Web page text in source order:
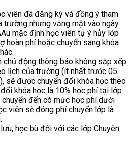
viên đã đăng ký và đồng ý tham
trường nhưng vắng mặt vào ngày
mặc định học viên tự ý hủy lớp
hoàn phí hoặc chuyển sang khóa
chủ động thông báo không sắp xếp
lịch của trường (ít nhất trước 05
sẽ được chuyển đổi khóa học theo
khóa học là 10% học phí tại lớp
chuyển đến có mức học phí dưới
viên sẽ đóng phí chuyển lớp là
học bù đối với các lớp Chuyên